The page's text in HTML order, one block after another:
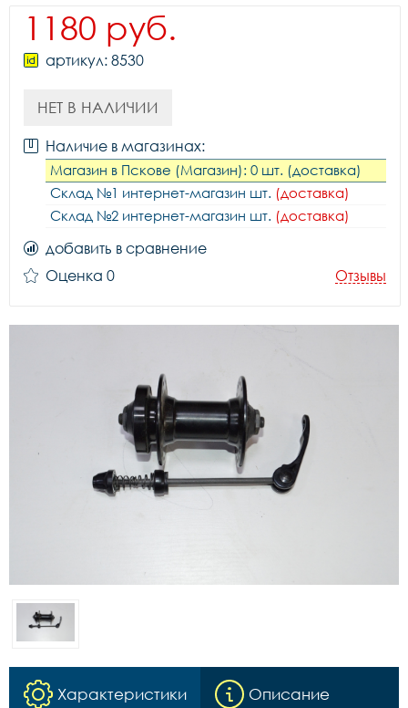
1180 руб.
артикул: 8530
НЕТ В НАЛИЧИИ
Наличие в магазинах:
Магазин в Пскове (Магазин): 0 шт. (доставка)
Склад №1 интернет-магазин шт. (доставка)
Склад №2 интернет-магазин шт. (доставка)
добавить в сравнение
Оценка 0
Отзывы
Характеристики Описание